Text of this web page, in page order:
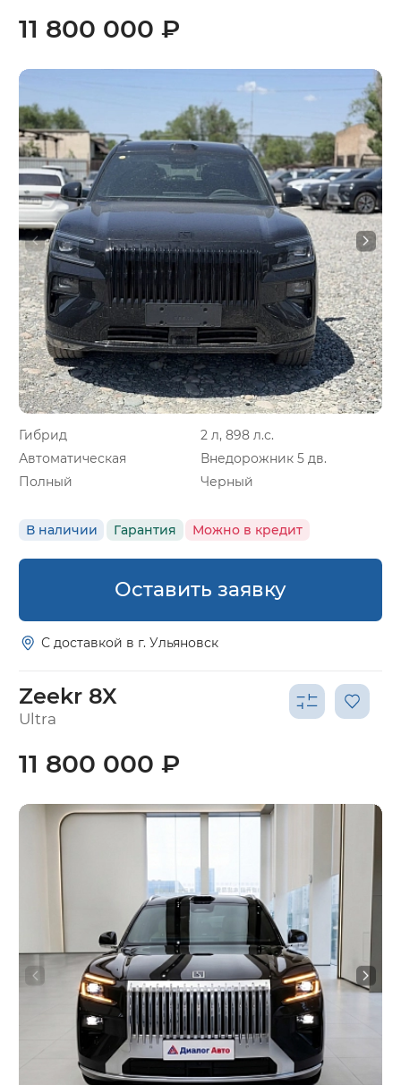
Гибрид
2 л, 898 л.с.
Автоматическая
Внедорожник 5 дв.
Полный
Черный
В наличии Гарантия Можно в кредит
11 800 000 ₽
Оставить заявку
С доставкой в г. Ульяновск
Zeekr 8X
Ultra
11 800 000 ₽